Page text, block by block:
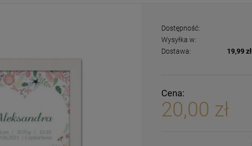
Dostępność:
Wysyłka w:
Dostawa:
19,99 zł
Cena:
20,00 zł